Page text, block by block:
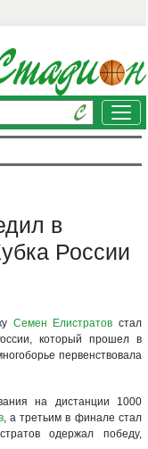
в
России
Семен Елистратов стал
который прошел в
первенствовала
на дистанции 1000
, а третьим в финале стал
одержал победу,